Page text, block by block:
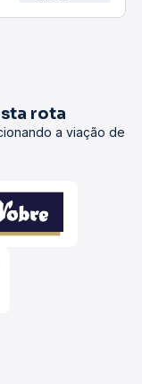
rota
a viação de